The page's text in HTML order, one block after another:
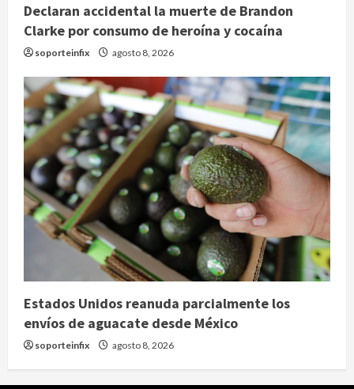
Declaran accidental la muerte de Brandon
Clarke por consumo de heroína y cocaína
soporteinfix agosto 8, 2026
Estados Unidos reanuda parcialmente los
envíos de aguacate desde México
soporteinfix agosto 8, 2026